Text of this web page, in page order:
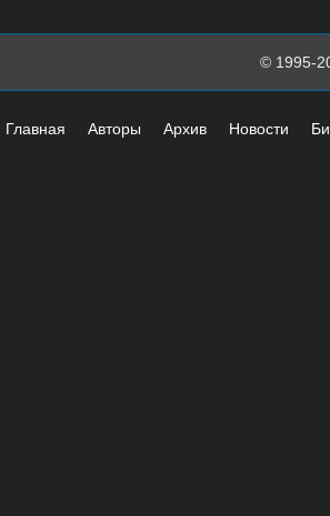
© 1995-
Главная Авторы Архив Новости